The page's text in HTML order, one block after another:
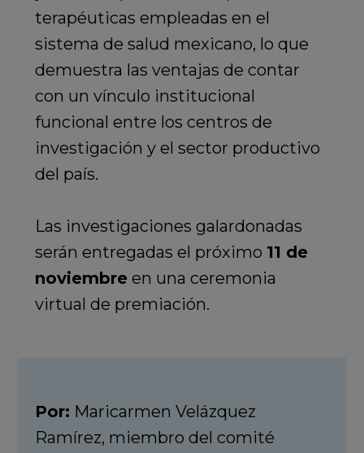
terapéuticas empleadas en el
sistema de salud mexicano, lo que
demuestra las ventajas de contar
con un vínculo institucional
funcional entre los centros de
investigación y el sector productivo
del país.
Las investigaciones galardonadas
serán entregadas el próximo 11 de
noviembre en una ceremonia
virtual de premiación.
Por: Maricarmen Velázquez
Ramírez, miembro del comité